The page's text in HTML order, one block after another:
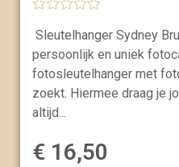
e
a
a
r
d
e
d
0
Sleutelhanger Sydney
persoonlijk en uniek
fotosleutelhanger met
zoekt. Hiermee draag je
altijd...
€ 16,50